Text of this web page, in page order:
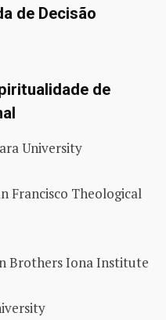
de Decisão
de
University
Francisco Theological
Brothers Iona Institute